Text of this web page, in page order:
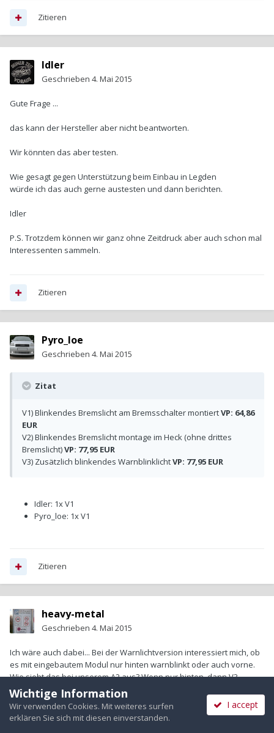
Zitieren
Idler
Geschrieben 4. Mai 2015
Gute Frage ...
das kann der Hersteller aber nicht beantworten.
Wir könnten das aber testen.
Wie gesagt gegen Unterstützung beim Einbau in Legden
würde ich das auch gerne austesten und dann berichten.
Idler
P.S. Trotzdem können wir ganz ohne Zeitdruck aber auch schon mal
Interessenten sammeln.
Zitieren
Pyro_loe
Geschrieben 4. Mai 2015
Zitat
V1) Blinkendes Bremslicht am Bremsschalter montiertVP: 64,86
EUR
V2) Blinkendes Bremslicht montage im Heck (ohne drittes
Bremslicht)VP: 77,95 EUR
V3) Zusätzlich blinkendes WarnblinklichtVP: 77,95 EUR
Idler: 1x V1
Pyro_loe: 1x V1
Zitieren
heavy-metal
Geschrieben 4. Mai 2015
Ich wäre auch dabei... Bei der Warnlichtversion interessiert mich, ob
es mit eingebautem Modul nur hinten warnblinkt oder auch vorne.
Wie sieht das bei unserem A2 aus? Wenn nur hinten, dann V3 -
sonst V1.
Ansonsten ein Vorschlag:
Wichtige Information
Wir verwenden Cookies. Mit weiteres surfen
erklären Sie sich mit diesen einverstanden.
I accept